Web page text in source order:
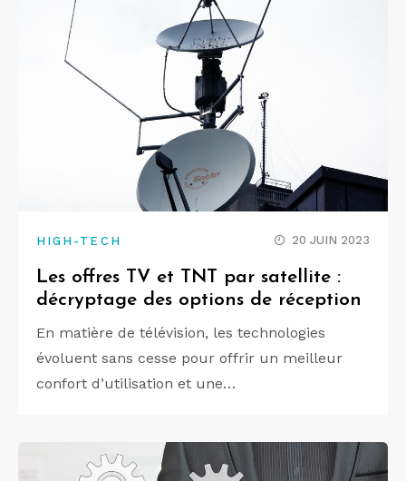
HIGH-TECH 20 JUIN 2023
Les offres TV et TNT par satellite :
décryptage des options de réception
En matière de télévision, les technologies
évoluent sans cesse pour offrir un meilleur
confort d’utilisation et une…